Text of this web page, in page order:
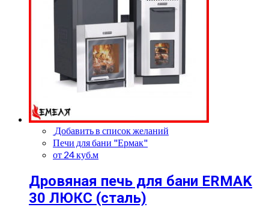
Добавить в список желаний
Печи для бани "Ермак"
от 24 куб.м
Дровяная печь для бани ERMAK
30 ЛЮКС (сталь)